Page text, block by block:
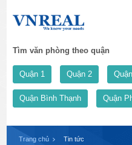
Tìm văn phòng theo quận
Quận 1 Quận 2
Quận Bình Thạnh Quận
Trang chủ Tin tức